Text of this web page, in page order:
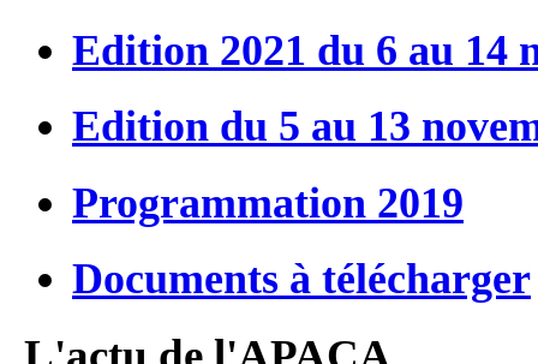
Edition 2021 du 6 au 14
Edition du 5 au 13
Programmation 2019
Documents à télécharger